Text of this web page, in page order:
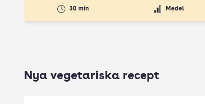
30 min Medel
Nya vegetariska recept